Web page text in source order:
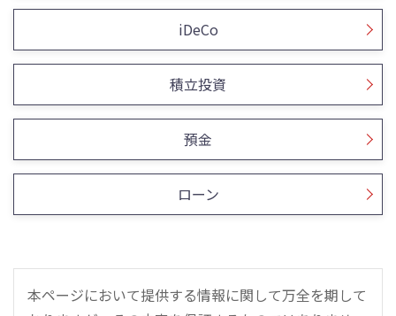
iDeCo
積立投資
預金
ローン
本ページにおいて提供する情報に関して万全を期して